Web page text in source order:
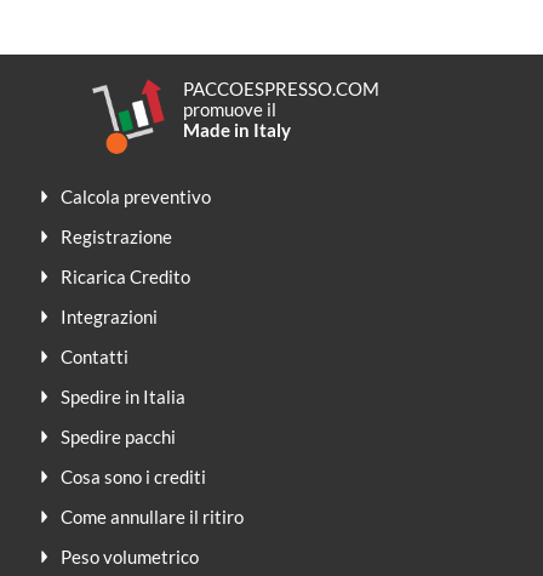
PACCOESPRESSO.COM
promuove il
Made in Italy
Calcola preventivo
Registrazione
Ricarica Credito
Integrazioni
Contatti
Spedire in Italia
Spedire pacchi
Cosa sono i crediti
Come annullare il ritiro
Peso volumetrico